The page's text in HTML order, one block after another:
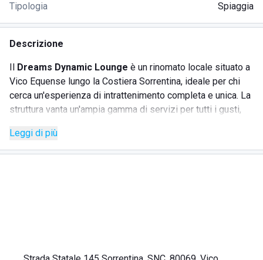
Tipologia Spiaggia
Descrizione
Il Dreams Dynamic Lounge è un rinomato locale situato a
Vico Equense lungo la Costiera Sorrentina, ideale per chi
cerca un'esperienza di intrattenimento completa e unica. La
struttura vanta un'ampia gamma di servizi per tutti i gusti,
set coinvolgenti, eventi privati, e molto altro. Al Dreams
Dynamic Lounge, gli ospiti possono godere di un ricco
Leggi di più